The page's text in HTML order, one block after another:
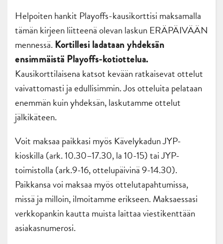
Helpoiten hankit Playoffs-kausikorttisi maksamalla
tämän kirjeen liitteenä olevan laskun ERÄPÄIVÄÄN
mennessä. Kortillesi ladataan yhdeksän
ensimmäistä Playoffs-kotiottelua.
Kausikorttilaisena katsot kevään ratkaisevat ottelut
vaivattomasti ja edullisimmin. Jos otteluita pelataan
enemmän kuin yhdeksän, laskutamme ottelut
jälkikäteen.
Voit maksaa paikkasi myös Kävelykadun JYP-
kioskilla (ark. 10.30–17.30, la 10-15) tai JYP-
toimistolla (ark.9-16, ottelupäivinä 9-14.30).
Paikkansa voi maksaa myös ottelutapahtumissa,
missä ja milloin, ilmoitamme erikseen. Maksaessasi
verkkopankin kautta muista laittaa viestikenttään
asiakasnumerosi.